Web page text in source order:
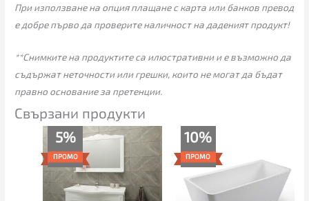
При използване на опция плащане с карта или банков превод
е добре първо да проверите наличност на даденият продукт!
**Снимките на продуктите са илюстративни и е възможно да
съдържат неточности или грешки, които не могат да бъдат
правно основание за претенции.
Свързани продукти
5%
ПРОМО
Original
price
815.00€
(1,594.00
лв.).
Текущата
цена
(1,515.77
лв.).
10%
ПРОМО
Original
price
was:
1,349.00€
(2,638.41
лв.).
1,215.00€
(2,376.33